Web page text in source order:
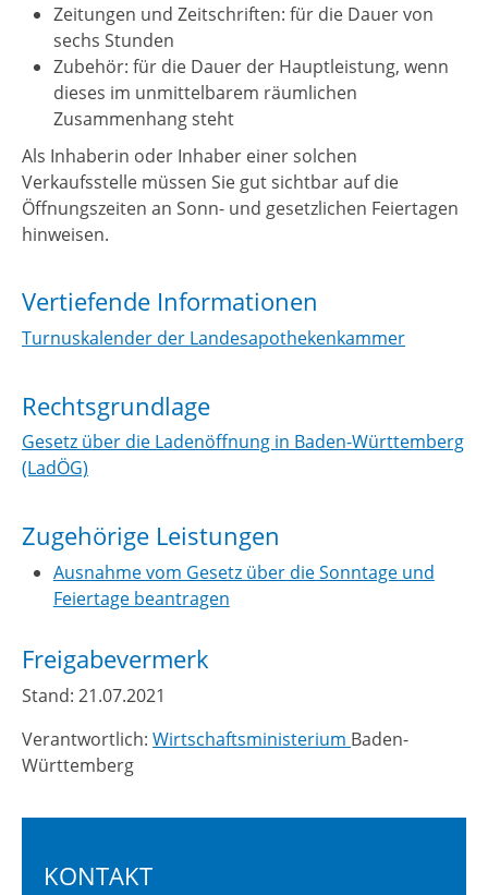
Zeitungen und Zeitschriften: für die Dauer von
sechs Stunden
Zubehör: für die Dauer der Hauptleistung, wenn
dieses im unmittelbarem räumlichen
Zusammenhang steht
Als Inhaberin oder Inhaber einer solchen
Verkaufsstelle müssen Sie gut sichtbar auf die
Öffnungszeiten an Sonn- und gesetzlichen Feiertagen
hinweisen.
Vertiefende Informationen
Turnuskalender der Landesapothekenkammer
Rechtsgrundlage
Gesetz über die Ladenöffnung in Baden-Württemberg
(LadÖG)
Zugehörige Leistungen
Ausnahme vom Gesetz über die Sonntage und
Feiertage beantragen
Freigabevermerk
Stand: 21.07.2021
Verantwortlich: Wirtschaftsministerium Baden-
Württemberg
KONTAKT